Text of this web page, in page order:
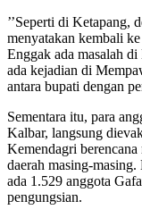
’’Seperti di Ketapang,
menyatakan kembali
Enggak ada masalah
ada kejadian di
antara bupati dengan
Sementara itu, para
Kalbar, langsung
Kemendagri
daerah masing-
ada 1.529 anggota
pengungsian.